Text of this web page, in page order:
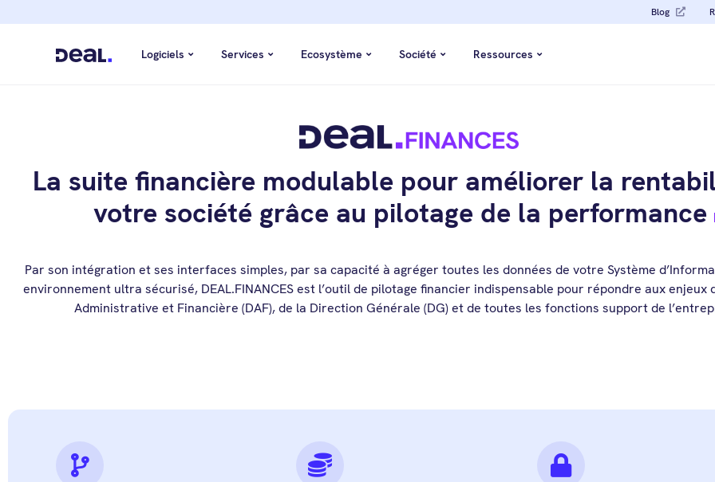
Blog
Logiciels Services Ecosystème Société Ressources
La suite financière modulable pour améliorer la
votre société grâce au pilotage de la performance
Par son intégration et ses interfaces simples, par sa capacité à agréger toutes les données de votre Système
environnement ultra sécurisé, DEAL.FINANCES est l’outil de pilotage financier indispensable pour répondre aux enjeux
Administrative et Financière (DAF), de la Direction Générale (DG) et de toutes les fonctions support de